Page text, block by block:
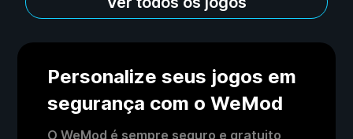
Personalize seus jogos em
segurança com o WeMod
O WeMod é sempre seguro e gratuito